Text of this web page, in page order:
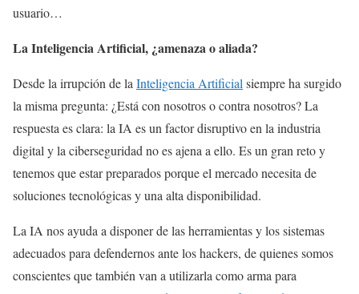
usuario…
La Inteligencia Artificial, ¿amenaza o aliada?
Desde la irrupción de laInteligencia Artificialsiempre ha surgido
la misma pregunta: ¿Está con nosotros o contra nosotros? La
respuesta es clara: la IA es un factor disruptivo en la industria
digital y la ciberseguridad no es ajena a ello. Es un gran reto y
tenemos que estar preparados porque el mercado necesita de
soluciones tecnológicas y una alta disponibilidad.
La IA nos ayuda a disponer de las herramientas y los sistemas
adecuados para defendernos ante los hackers, de quienes somos
conscientes que también van a utilizarla como arma para